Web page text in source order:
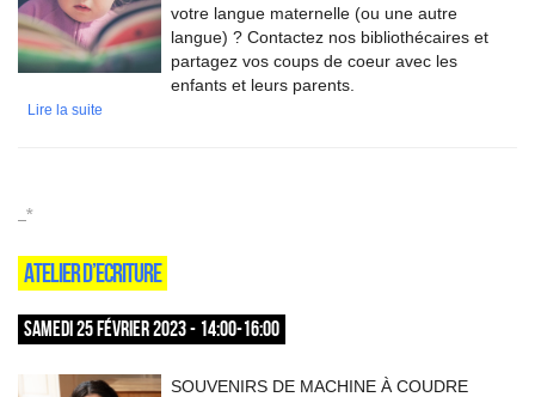
votre langue maternelle (ou une autre
langue) ? Contactez nos bibliothécaires et
partagez vos coups de coeur avec les
enfants et leurs parents.
Lire la suite
_*
ATELIER D’ECRITURE
SAMEDI 25 FÉVRIER 2023 - 14:00-16:00
SOUVENIRS DE MACHINE À COUDRE